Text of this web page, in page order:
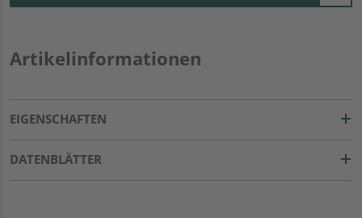
Artikelinformationen
EIGENSCHAFTEN
DATENBLÄTTER